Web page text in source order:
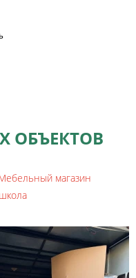
ОБЪЕКТОВ
магазин